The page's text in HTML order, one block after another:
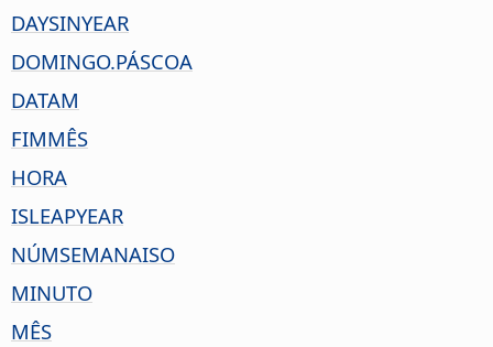
DAYSINYEAR
DOMINGO.PÁSCOA
DATAM
FIMMÊS
HORA
ISLEAPYEAR
NÚMSEMANAISO
MINUTO
MÊS